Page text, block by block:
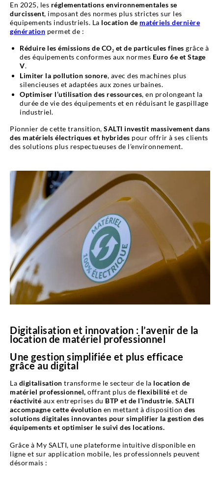
En 2025, les réglementations environnementales se
durcissent, imposant des normes plus strictes sur les
équipements industriels. La location de matériels dernière
génération permet de :
Réduire les émissions de CO₂ et de particules fines grâce à
des équipements conformes aux normes Euro 6e et Stage
V.
Limiter la pollution sonore, avec des machines plus
silencieuses et adaptées aux zones urbaines.
Optimiser l’utilisation des ressources, en prolongeant la
durée de vie des équipements et en réduisant le gaspillage
industriel.
Pionnier de cette transition, SALTI investit massivement dans
des matériels électriques et hybrides pour offrir à ses clients
des solutions plus respectueuses de l’environnement.
Digitalisation et innovation : l’avenir de la
location de matériel professionnel
Une gestion simplifiée et plus efficace
grâce au digital
La digitalisation transforme le secteur de la location de
matériel professionnel, offrant plus de flexibilité et de
réactivité aux entreprises du BTP et de l’industrie. SALTI
accompagne cette évolution en mettant à disposition des
solutions digitales innovantes pour simplifier la gestion des
équipements et optimiser le suivi des locations.
Grâce à My SALTI, une plateforme intuitive disponible en
ligne et sur application mobile, les professionnels peuvent
désormais :